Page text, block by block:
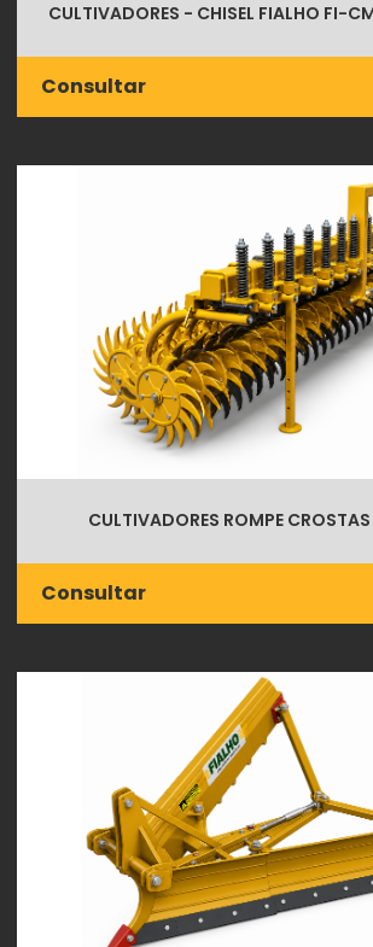
CULTIVADORES - CHISEL FIALHO FI-
Consultar
CULTIVADORES ROMPE
Consultar